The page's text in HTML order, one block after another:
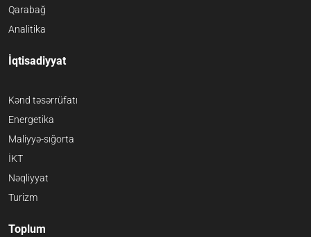
Qarabağ
Analitika
İqtisadiyyat
Kənd təsərrüfatı
Energetika
Maliyyə-sığorta
İKT
Nəqliyyat
Turizm
Toplum